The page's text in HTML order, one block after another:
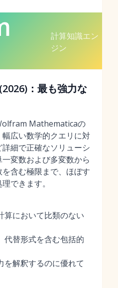
計算知識エン
ジン
：最も強力な
Mathematicaの
広い数学的クエリに対
細で正確なソリューシ
変数および多変数から
含む極限まで、ほぼす
できます。
算において比類のない
代替形式を含む包括的
を解釈するのに優れて